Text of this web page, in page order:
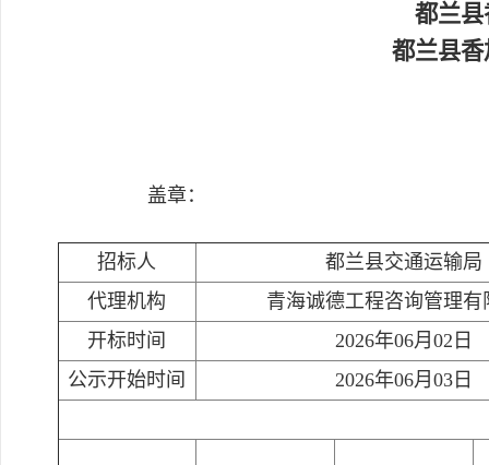
都兰
都兰县
盖章：
招标人
都兰县交通运输局
代理机构
青海诚德工程咨询管理有
开标时间
2026年06月02日
公示开始时间
2026年06月03日